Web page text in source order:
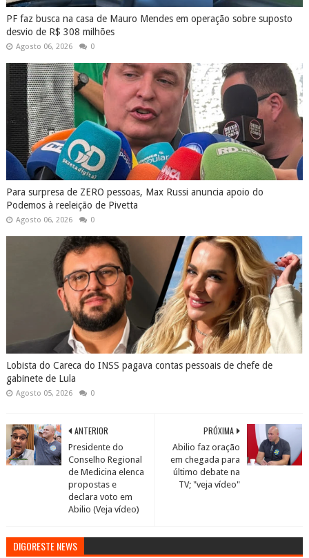
PF faz busca na casa de Mauro Mendes em operação sobre suposto
desvio de R$ 308 milhões
Agosto 06, 2026 0
Para surpresa de ZERO pessoas, Max Russi anuncia apoio do
Podemos à reeleição de Pivetta
Agosto 06, 2026 0
Lobista do Careca do INSS pagava contas pessoais de chefe de
gabinete de Lula
Agosto 05, 2026 0
PRÓXIMA
Abilio faz oração
em chegada para
último debate na
TV; "veja vídeo"
ANTERIOR
Presidente do
Conselho Regional
de Medicina elenca
propostas e
declara voto em
Abilio (Veja vídeo)
DIGORESTE NEWS